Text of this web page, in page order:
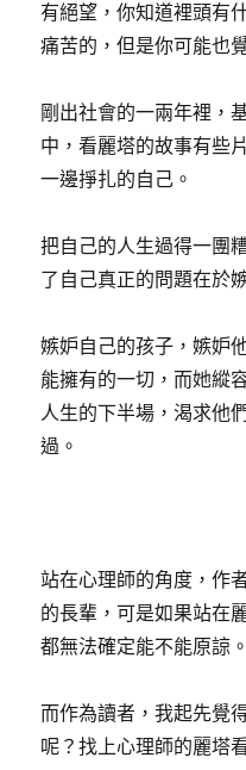
有絕望，你知道裡頭有
痛苦的，但是你可能也
剛出社會的一兩年裡，
中，看麗塔的故事有些
一邊掙扎的自己。
把自己的人生過得一團
了自己真正的問題在於
嫉妒自己的孩子，嫉妒
能擁有的一切，而她縱
人生的下半場，渴求他
過。
站在心理師的角度，作
的長輩，可是如果站在
都無法確定能不能原諒。
而作為讀者，我起先覺
呢？找上心理師的麗塔